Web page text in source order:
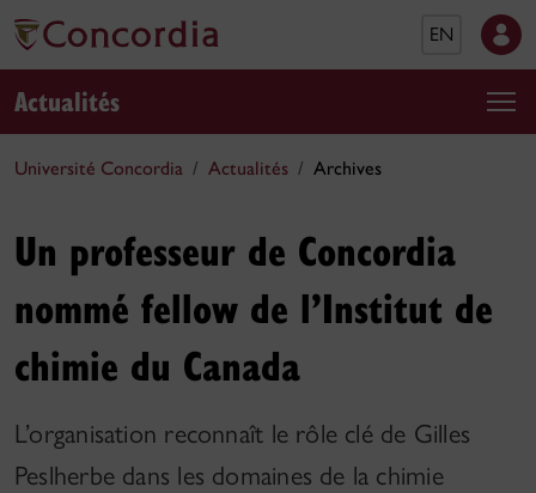
EN
Actualités
Université Concordia Actualités Archives
Un professeur de Concordia
nommé fellow de l’Institut de
chimie du Canada
L’organisation reconnaît le rôle clé de Gilles
Peslherbe dans les domaines de la chimie